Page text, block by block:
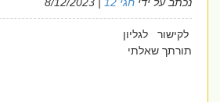
לקישור לגליון
תורתך שאלתי